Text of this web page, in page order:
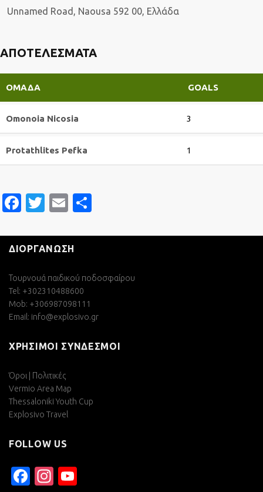
Unnamed Road, Naousa 592 00, Ελλάδα
ΑΠΟΤΕΛΈΣΜΑΤΑ
ΟΜΆΔΑ GOALS
Omonoia Nicosia 3
Protathlites Pefka 1
Facebook
Twitter
Email
ΔΙΟΡΓΑΝΩΣΗ
Τουρνουά παιδικού ποδοσφαίρου
Tel: +302310488600
Mob: +306987098111
Email: info@explosivo.gr
ΧΡΗΣΙΜΟΙ ΣΥΝΔΕΣΜΟΙ
Όροι | Πολιτικές
Vermio Area Map
Thessaloniki Youth Cup
Explosivo Travel
FOLLOW US
Facebook
Instagram